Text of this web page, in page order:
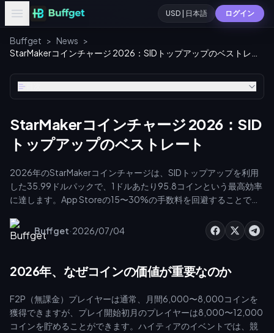
USD | 日本語 ログイン
Buffget > News >
StarMakerコインチャージ 2026：SID
トップアップのベストレート
2026年のStarMakerコインチャージは、SIDトップアップを利用
した35.99ドルパックで、1ドルあたり95.8コインという最高効率
に達します。App Storeの15〜30%の手数料を回避することで、
4四半期のSupernovaXイベントでは1フェーズあたり515コインが
必要となるため、予算を抑えたいカラオケ配信者にとってサード
トを確保するには、専用プラットフォームをご利用ください。ス
ムーズな[StarMakerコインのトップアップ]
(https://buffget.com/goods/starmaker-sing-karaoke)には、
競争力のある価格と即時配信を提供するbuffgetがおすすめです。
Buffget·2026/07/04
2026年、なぜコインの価値が重要なのか
F2P（無課金）プレイヤーは通常、月間6,000〜8,000コインを
獲得できますが、プレイ開始初月のプレイヤーは8,000〜12,000
コインを貯めることができます。ハイティアのイベントでは、競